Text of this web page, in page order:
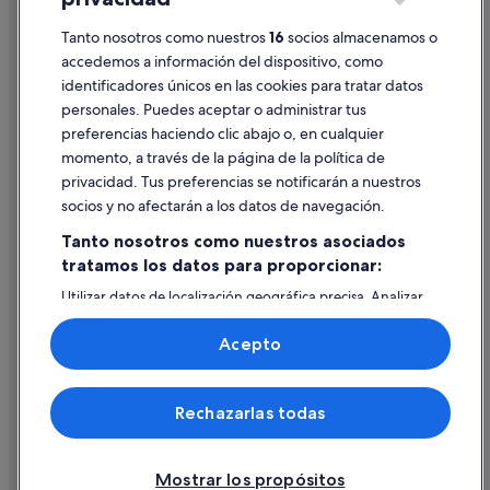
Pautas sobre el contenido y cómo denunciar contenido
Ayuda
Cancelar un vuelo
Cancelar una reserva de hotel o de un alquiler vacacional
Utilizar un cupón de Expedia
Documentos para viajes internacionales
© 2026 Expedia, Inc., una empresa de Expedia Group. Todos los
derechos reservados. Expedia y el logotipo de Expedia son marcas
comerciales o marcas comerciales registradas de Expedia, Inc.
Tanto nosotros como nuestros16 socios almacenamos o
accedemos a información del dispositivo, como
identificadores únicos en las cookies para tratar datos
personales. Puedes aceptar o administrar tus
preferencias haciendo clic abajo o, en cualquier
momento, a través de la página de la política de
privacidad. Tus preferencias se notificarán a nuestros
socios y no afectarán a los datos de navegación.
Tanto nosotros como nuestros asociados
tratamos los datos para proporcionar:
Utilizar datos de localización geográfica precisa. Analizar
activamente las características del dispositivo para su
identificación. Almacenar la información en un dispositivo
y/o acceder a ella. Publicidad y contenido personalizados,
medición de publicidad y contenido, investigación de
audiencia y desarrollo de servicios.
Lista de asociados (proveedores)
Mostrar los propósitos
Rechazarlas todas
Acepto